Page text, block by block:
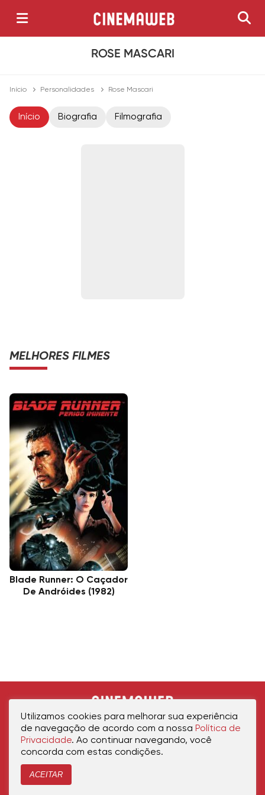
ROSE MASCARI
Início Personalidades Rose Mascari
Início Biografia Filmografia
MELHORES FILMES
Blade Runner: O Caçador
De Andróides (1982)
Utilizamos cookies para melhorar sua experiência
de navegação de acordo com a nossa Política de
Privacidade. Ao continuar navegando, você
concorda com estas condições.
ACEITAR